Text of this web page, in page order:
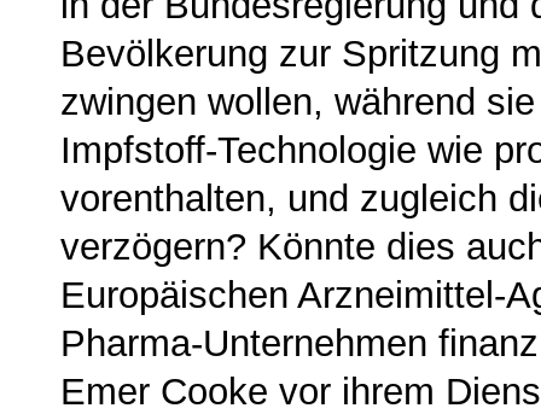
Bevölkerung zur Spritzung
zwingen wollen, während
Impfstoff-Technologie wie
vorenthalten, und zugleich
verzögern? Könnte dies
Europäischen Arzneimittel-
Pharma-Unternehmen
Emer Cooke vor ihrem